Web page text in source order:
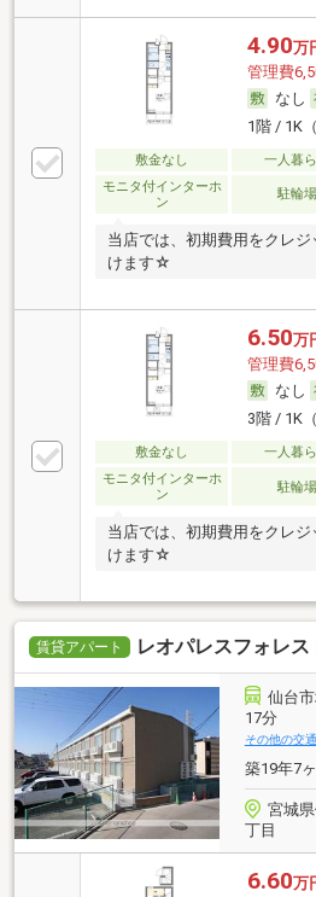
4.90万
管理費
なし
1階 / 1K
敷金なし 一人暮
モニタ付インターホ
ン
駐輪場
当店では、初期費用をクレ
けます☆
6.50万
管理費
なし
3階 / 1K
敷金なし 一人暮
モニタ付インターホ
ン
駐輪場
当店では、初期費用をクレ
けます☆
賃貸アパート レオパレスフォレス
仙台
17分
その他の交通
築19年7
宮城
丁目
6.60万